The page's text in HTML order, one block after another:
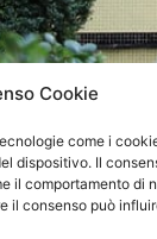
Cookie
come i
dispositivo. Il
il comportamento di
il consenso può
Giordana
1985.